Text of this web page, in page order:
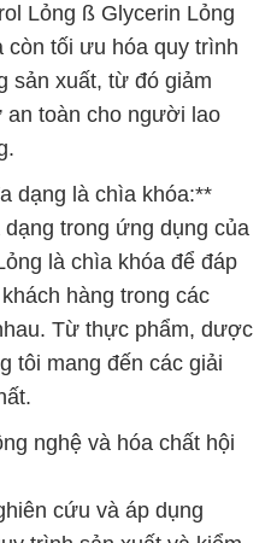
Lỏng ß Glycerin Lỏng
tối ưu hóa quy trình
sản xuất, từ đó giảm
an toàn cho người lao
dạng là chìa khóa:**
trong ứng dụng của
là chìa khóa để đáp
hàng trong các
Từ thực phẩm, dược
tôi mang đến các giải
nghệ và hóa chất hội
cứu và áp dụng